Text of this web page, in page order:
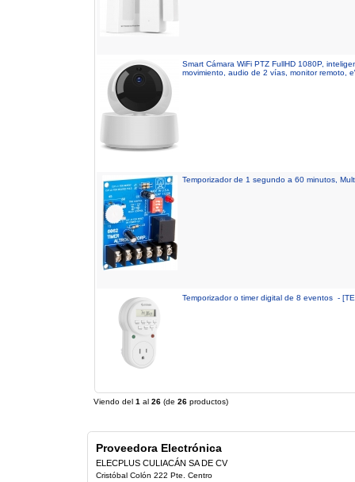
Smart Cámara WiFi PTZ FullHD 1080P,
movimiento, audio de 2 vías, monitor remoto,
Temporizador de 1 segundo a 60 minutos,
Temporizador o timer digital de 8 eventos -
Viendo del 1 al 26 (de 26 productos)
Proveedora Electrónica
ELECPLUS CULIACÁN SA DE CV
Cristóbal Colón 222 Pte. Centro